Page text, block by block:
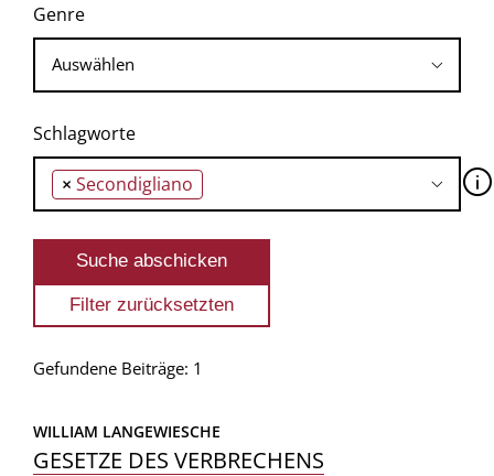
Genre
Schlagworte
× Secondigliano 🛈
Gefundene Beiträge: 1
WILLIAM LANGEWIESCHE
GESETZE DES VERBRECHENS